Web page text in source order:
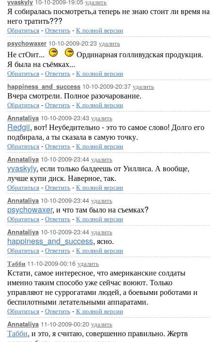
yvaskyly
Я собиралась посмотреть,а теперь не знаю стоит ли время на
него тратить???
Обратиться - Ответить - К полной версии
psychowaxer 10-10-2009-20:23 удалить
Не стОит...
Ординарная голливудская продукция.
Я была на съёмках...
Обратиться - Ответить - К полной версии
happiness_and_success 10-10-2009-20:37 удалить
Вчера смотрели. Полное разочарование.
Обратиться - Ответить - К полной версии
Annataliya 10-10-2009-23:43 удалить
Redgii, вот! Неубедительно - это то самое слово! Долго его
подбирала, а ты сказала в самую точку.
Обратиться - Ответить - К полной версии
Annataliya 10-10-2009-23:44 удалить
yvaskyly, если только балдеешь от Уиллиса. А вообще,
лучше купи диск. Наверное, так.
Обратиться - Ответить - К полной версии
Annataliya 10-10-2009-23:44 удалить
psychowaxer, и что там было на съемках?
Обратиться - Ответить - К полной версии
Annataliya 10-10-2009-23:44 удалить
happiness_and_success, ясно.
Обратиться - Ответить - К полной версии
Табби 11-10-2009-00:16 удалить
Кстати, самое интересное, что американские солдаты
именно таким способо уже сейчас воюют. Только
управляют не суррогатами людей, а боевыми роботами и
беспилотными летательными аппаратами.
Обратиться - Ответить - К полной версии
Annataliya 11-10-2009-00:20 удалить
Табби, и это, я считаю, совершенно правильно. Жертв